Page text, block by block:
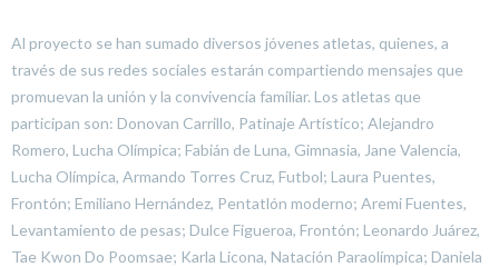
Al proyecto se han sumado diversos jóvenes atletas, quienes, a
través de sus redes sociales estarán compartiendo mensajes que
promuevan la unión y la convivencia familiar. Los atletas que
participan son: Donovan Carrillo, Patinaje Artístico; Alejandro
Romero, Lucha Olímpica; Fabián de Luna, Gimnasia, Jane Valencia,
Lucha Olímpica, Armando Torres Cruz, Futbol; Laura Puentes,
Frontón; Emiliano Hernández, Pentatlón moderno; Aremi Fuentes,
Levantamiento de pesas; Dulce Figueroa, Frontón; Leonardo Juárez,
Tae Kwon Do Poomsae; Karla Licona, Natación Paraolímpica; Daniela